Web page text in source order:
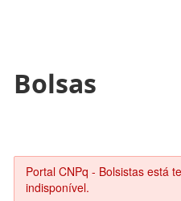
Bolsas
Portal CNPq - Bolsistas está
indisponível.